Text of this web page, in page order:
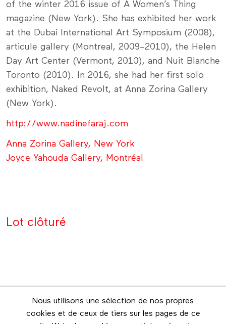
of the winter 2016 issue of A Women’s Thing
magazine (New York). She has exhibited her work
at the Dubai International Art Symposium (2008),
articule gallery (Montreal, 2009–2010), the Helen
Day Art Center (Vermont, 2010), and Nuit Blanche
Toronto (2010). In 2016, she had her first solo
exhibition, Naked Revolt, at Anna Zorina Gallery
(New York).
http://www.nadinefaraj.com
Anna Zorina Gallery, New York
Joyce Yahouda Gallery, Montréal
Lot clôturé
Nous utilisons une sélection de nos propres
cookies et de ceux de tiers sur les pages de ce
Infolettre